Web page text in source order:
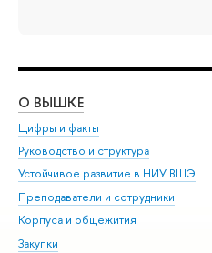
О ВЫШКЕ
Цифры и факты
Руководство и структура
Устойчивое развитие в НИУ ВШЭ
Преподаватели и сотрудники
Корпуса и общежития
Закупки